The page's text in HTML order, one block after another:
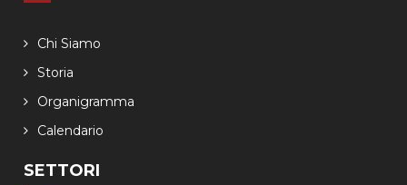
Chi Siamo
Storia
Organigramma
Calendario
SETTORI